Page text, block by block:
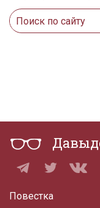
Повестка